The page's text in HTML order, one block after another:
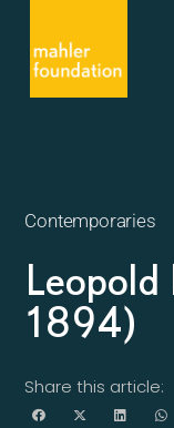
Contemporaries
1894)
Share this article: